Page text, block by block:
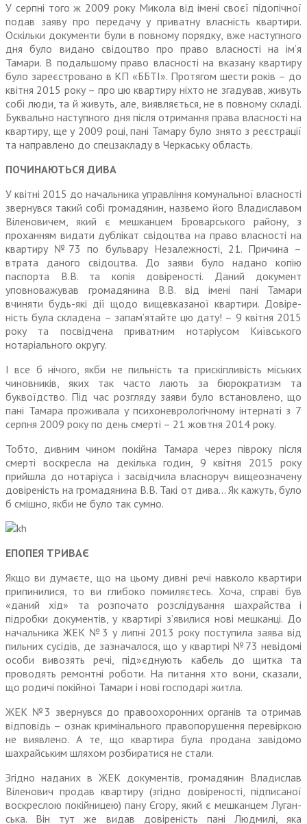
У серпні того ж 2009 року Микола від імені своєї підопічної
подав заяву про передачу у приватну власність квартири.
Оскільки документи були в повному порядку, вже наступного
дня було видано свідоцтво про право власності на ім’я
Тамари. В подальшому право власності на вказану квартиру
було зареєстро­вано в КП «ББТІ». Протягом шести років – до
квітня 2015 року – про цю квартиру ніхто не згадував, живуть
собі люди, та й живуть, але, виявляється, не в повному складі.
Буквально наступного дня після отримання права власності на
квартиру, ще у 2009 році, пані Тамару було знято з реєстрації
та направлено до спецзакладу в Черкаську область.
ПОЧИНАЮТЬСЯ ДИВА
У квітні 2015 до начальника управління комунальної власності
звернувся такий собі громадянин, назвемо його Владиславом
Віленовичем, який є мешканцем Броварського району, з
прохан­ням видати дублікат свідоцтва на право власності на
квартиру №73 по бульвару Незалежності, 21. Причина –
втрата даного свідо­цтва. До заяви було надано копію
паспорта В.В. та копія довіреності. Даний документ
уповноважував громадянина В.В. від імені пані Тамари
вчиняти будь-які дії щодо вищевказаної квартири. Довіре­
ність була складена – запам’ятайте цю дату! – 9 квітня 2015
року та посвідчена приватним нотаріусом Київського
нотаріального округу.
І все б нічого, якби не пильність та прискіпливість міських
чинов­ників, яких так часто лають за бюрократизм та
буквоїдство. Під час розгляду заяви було встанов­лено, що
пані Тамара проживала у психоневрологічному інтернаті з 7
серпня 2009 року по день смерті – 21 жовтня 2014 року.
Тобто, дивним чином покійна Тамара через півроку після
смерті воскресла на декілька годин, 9 квітня 2015 року
прийшла до нотаріуса і засвідчила власноруч вищеозначену
довіреність на громадянина В.В. Такі от дива… Як кажуть, було
б смішно, якби не було так сумно.
ЕПОПЕЯ ТРИВАЄ
Якщо ви думаєте, що на цьому дивні речі навколо квартири
припинилися, то ви глибоко помиляєтесь. Хоча, справі був
«даний хід» та розпочато роз­слідування шахрайства і
підробки документів, у квартирі з’явилися нові мешканці. До
начальника ЖЕК №3 у липні 2013 року поступила заява від
пильних сусідів, де зазначалося, що у квартирі №73 невідомі
особи вивозять речі, під»єднують кабель до щитка та
проводять ремонтні роботи. На питання хто вони, сказали,
що родичі покійної Тамари і нові господарі житла.
ЖЕК №3 звернувся до право­охоронних органів та отримав
відповідь – ознак кримінального правопорушення перевіркою
не виявлено. А те, що квартира була продана завідомо
шахрайським шляхом розбиратися не стали.
Згідно наданих в ЖЕК доку­ментів, громадянин Владислав
Віленович продав квартиру (згідно довіреності, підписаної
воскреслою покійницею) пану Єгору, який є мешканцем Луган­
ська. Він тут же видав довіреність пані Людмилі, яка